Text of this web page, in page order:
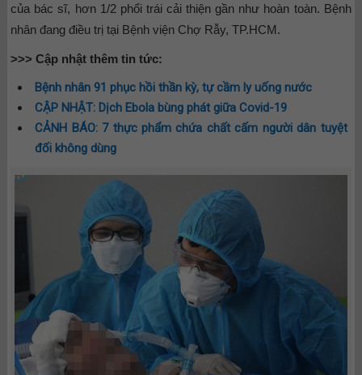
của bác sĩ, hơn 1/2 phổi trái cải thiện gần như hoàn toàn. Bệnh
nhân đang điều trị tại Bệnh viện Chợ Rẫy, TP.HCM.
>>> Cập nhật thêm tin tức:
Bệnh nhân 91 phục hồi thần kỳ, tự cầm ly uống nước
CẬP NHẬT: Dịch Ebola bùng phát giữa Covid-19
CẢNH BÁO: 7 thực phẩm chứa chất cấm người dân tuyệt
đối không dùng